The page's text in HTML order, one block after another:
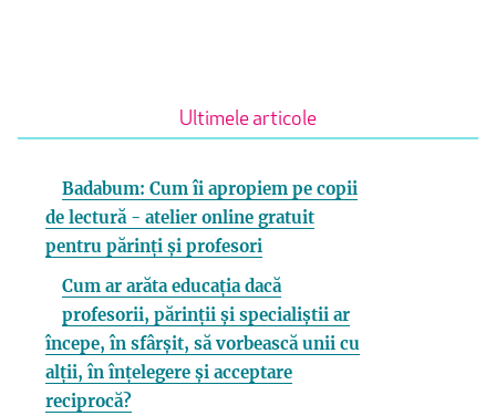
Ultimele articole
Badabum: Cum îi apropiem pe copii
de lectură - atelier online gratuit
pentru părinți și profesori
Cum ar arăta educația dacă
profesorii, părinții și specialiștii ar
începe, în sfârșit, să vorbească unii cu
alții, în înțelegere și acceptare
reciprocă?